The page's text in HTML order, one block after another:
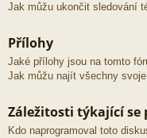
Jak můžu ukončit sledování
Přílohy
Jaké přílohy jsou na tomto
Jak můžu najít všechny
Záležitosti týkající se
Kdo naprogramoval toto